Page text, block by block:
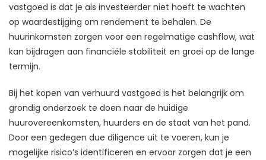
vastgoed is dat je als investeerder niet hoeft te wachten
op waardestijging om rendement te behalen. De
huurinkomsten zorgen voor een regelmatige cashflow, wat
kan bijdragen aan financiële stabiliteit en groei op de lange
termijn.
Bij het kopen van verhuurd vastgoed is het belangrijk om
grondig onderzoek te doen naar de huidige
huurovereenkomsten, huurders en de staat van het pand.
Door een gedegen due diligence uit te voeren, kun je
mogelijke risico’s identificeren en ervoor zorgen dat je een